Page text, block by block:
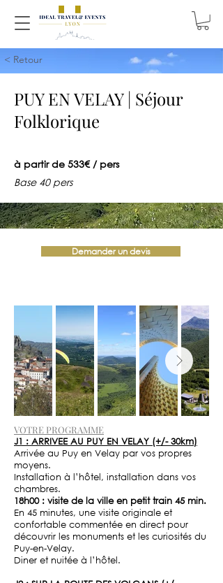
< Retour
PUY EN VELAY | Séjour
Folklorique
à partir de 533€ / pers
Base 40 pers
Demander un devis
VOTRE PROGRAMME
J1 : ARRIVEE AU PUY EN VELAY (+/- 30km)
Arrivée au Puy en Velay par vos propres
moyens.
Installation à l’hôtel, installation dans vos
chambres.
18h00 : visite de la ville en petit train 45 min.
En 45 minutes, une visite originale et
confortable commentée en direct pour
découvrir les monuments et les curiosités du
Puy-en-Velay.
Diner et nuitée à l’hôtel.